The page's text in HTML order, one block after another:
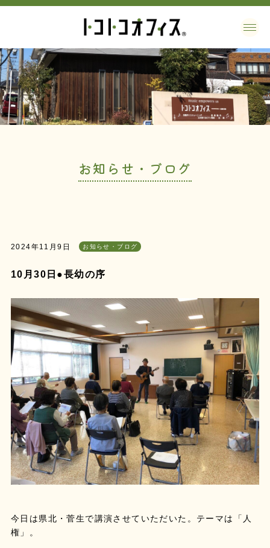
お知らせ・ブログ
2024年11月9日 お知らせ・ブログ
10月30日●長幼の序
今日は県北・菅生で講演させていただいた。テーマは「人
権」。